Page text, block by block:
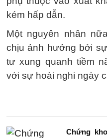
kém hấp dẫn.
Một nguyên nhân
chịu ảnh hưởng bởi
tư xung quanh tiềm
với sự hoài nghi ngày
Chứng